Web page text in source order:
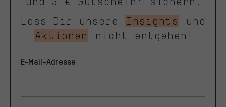
Lass Dir unsere
Insights
und
Aktionen
nicht entgehen!
E-Mail-Adresse